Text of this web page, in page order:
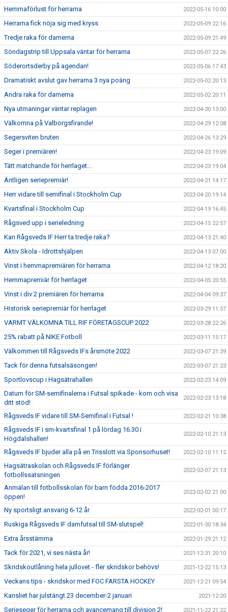
Hemmaförlust för herrarna 2022-05-16 10:00
Herrarna fick nöja sig med kryss 2022-05-09 22:16
Tredje raka för damerna 2022-05-09 21:49
Söndagstrip till Uppsala väntar för herrarna 2022-05-07 22:26
Söderortsderby på agendan! 2022-05-06 17:43
Dramatiskt avslut gav herrarna 3 nya poäng 2022-05-02 20:13
Andra raka för damerna 2022-05-02 20:11
Nya utmaningar väntar replagen 2022-04-30 13:00
Välkomna på Valborgsfirande! 2022-04-29 12:08
Segersviten bruten 2022-04-26 13:29
Seger i premiären! 2022-04-23 19:09
Tätt matchande för herrlaget… 2022-04-23 19:04
Äntligen seriepremiär! 2022-04-21 14:17
Herr vidare till semifinal i Stockholm Cup 2022-04-20 19:14
Kvartsfinal i Stockholm Cup 2022-04-19 16:45
Rågsved upp i serieledning 2022-04-15 22:57
Kan Rågsveds IF Herr ta tredje raka? 2022-04-13 21:40
Aktiv Skola - Idrottshjälpen 2022-04-13 07:00
Vinst i hemmapremiären för herrarna 2022-04-12 18:20
Hemmapremiär för herrlaget 2022-04-05 20:55
Vinst i div 2 premiären för herrarna 2022-04-04 09:37
Historisk seriepremiär för herrlaget 2022-03-29 11:57
VARMT VÄLKOMNA TILL RIF FÖRETAGSCUP 2022 2022-03-28 22:26
25% rabatt på NIKE Fotboll 2022-03-11 15:17
Välkommen till Rågsveds IFs årsmöte 2022 2022-03-07 21:39
Tack för denna futsalsäsongen! 2022-03-07 21:23
Sportlovscup i Hagsätrahallen 2022-02-23 14:09
Datum för SM-semifinalerna i Futsal spikade - kom och visa
ditt stöd!
2022-02-23 13:18
Rågsveds IF vidare till SM-Semifinal i Futsal ! 2022-02-21 10:38
Rågsveds IF i sm-kvartsfinal 1 på lördag 16.30 i
Högdalshallen!
2022-02-10 21:13
Rågsveds IF bjuder alla på en Trisslott via Sponsorhuset! 2022-02-10 11:12
Hagsätraskolan och Rågsveds IF förlänger
fotbollssatsningen
2022-02-07 21:13
Anmälan till fotbollsskolan för barn födda 2016-2017
öppen!
2022-02-02 21:00
Ny sportsligt ansvarig 6-12 år 2022-02-01 00:17
Ruskiga Rågsveds IF damfutsal till SM-slutspel! 2022-01-30 18:34
Extra årsstämma 2022-01-29 21:12
Tack för 2021, vi ses nästa år! 2021-12-31 20:10
Skridskoutlåning hela jullovet - fler skridskor behövs! 2021-12-22 15:13
Veckans tips - skridskor med FOC FARSTA HOCKEY 2021-12-21 09:54
Kansliet har julstängt 23 december-2 januari 2021-12-20
Serieseger för herrarna och avancemang till division 2! 2021-11-22 21:22